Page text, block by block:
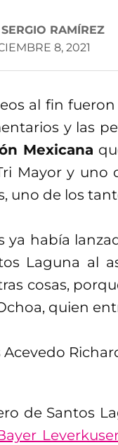
SERGIO RAMÍREZ
8, 2021
al fin
y las
Mexicana
Mayor y uno
uno de los
ya había
Laguna al
cosas,
quien
de Santos